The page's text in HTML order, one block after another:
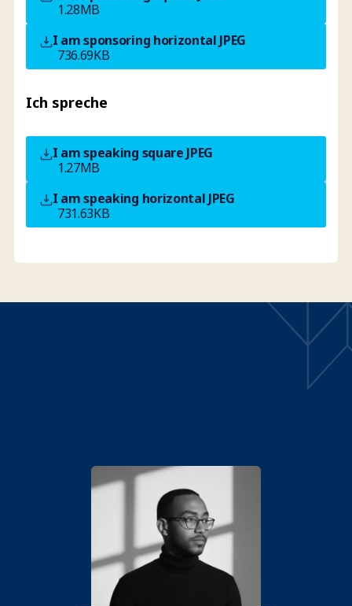
1.28MB
I am sponsoring horizontal JPEG
736.69KB
Ich spreche
I am speaking square JPEG
1.27MB
I am speaking horizontal JPEG
731.63KB